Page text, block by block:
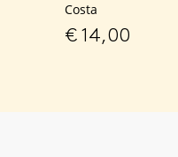
Costa
€14,00